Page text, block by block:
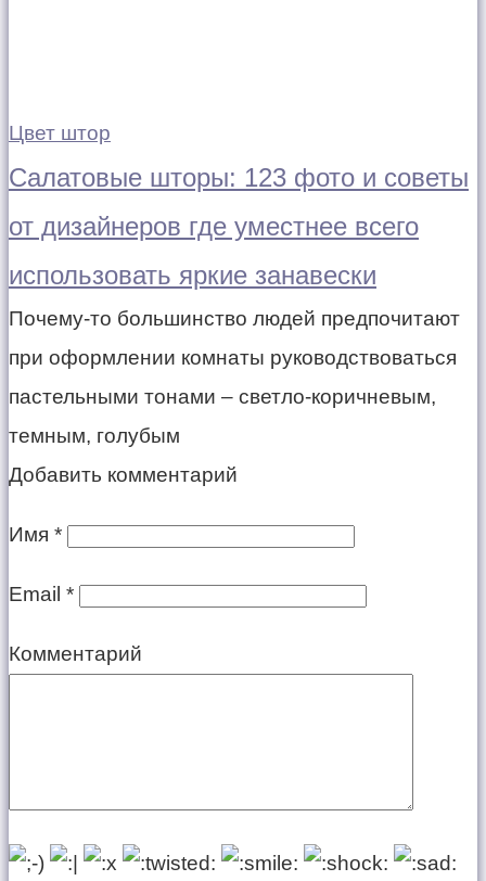
Цвет штор
Салатовые шторы: 123 фото и советы
от дизайнеров где уместнее всего
использовать яркие занавески
Почему-то большинство людей предпочитают
при оформлении комнаты руководствоваться
пастельными тонами – светло-коричневым,
темным, голубым
Добавить комментарий
Имя *
Email *
Комментарий